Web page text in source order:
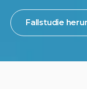
Fallstudie